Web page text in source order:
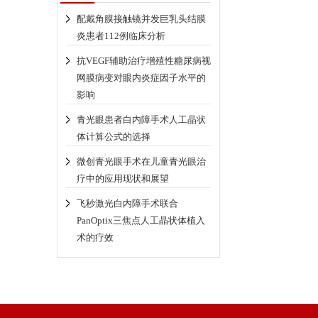
配戴角膜接触镜并发巨乳头结膜
炎患者112例临床分析
抗VEGF辅助治疗增殖性糖尿病视
网膜病变对眼内炎症因子水平的
影响
青光眼患者白内障手术人工晶状
体计算公式的选择
微创青光眼手术在儿童青光眼治
疗中的应用现状和展望
飞秒激光白内障手术联合
PanOptix三焦点人工晶状体植入
术的疗效